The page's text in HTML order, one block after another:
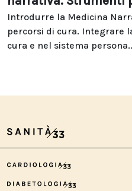
Introdurre la Medicina
percorsi di cura. Integrare
cura e nel sistema